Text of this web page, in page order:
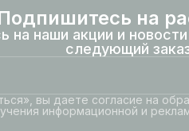
на
на наши акции и
следующий
вы даете согласие на
информационной и